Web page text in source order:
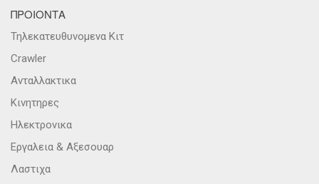
ΠΡΟΙΟΝΤΑ
Τηλεκατευθυνομενα Κιτ
Crawler
Ανταλλακτικα
Κινητηρες
Ηλεκτρονικα
Εργαλεια & Αξεσουαρ
Λαστιχα